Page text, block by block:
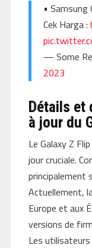
• Samsung
Cek Harga :
— Some
2023
Détails et
à jour du
Le Galaxy Z
jour cruciale.
principalement
Actuellement,
Europe et aux
versions de
Les